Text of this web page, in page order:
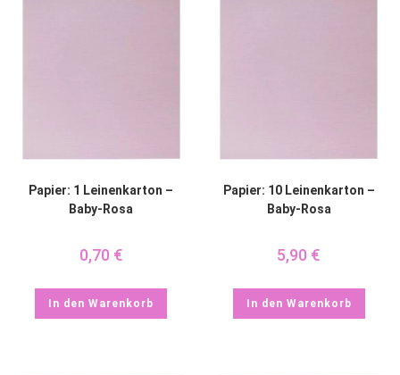
Papier: 1 Leinenkarton –
Baby-Rosa
0,70 €
In den Warenkorb
Papier: 10 Leinenkarton –
Baby-Rosa
5,90 €
In den Warenkorb